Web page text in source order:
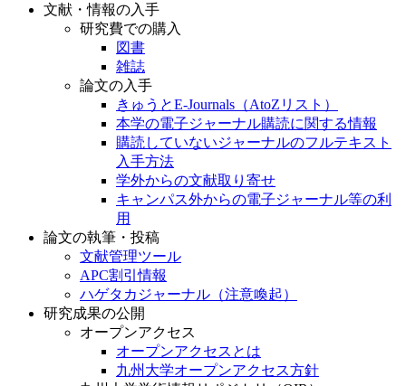
文献・情報の入手
研究費での購入
図書
雑誌
論文の入手
きゅうとE-Journals（AtoZリスト）
本学の電子ジャーナル購読に関する情報
購読していないジャーナルのフルテキスト
入手方法
学外からの文献取り寄せ
キャンパス外からの電子ジャーナル等の利
用
論文の執筆・投稿
文献管理ツール
APC割引情報
ハゲタカジャーナル（注意喚起）
研究成果の公開
オープンアクセス
オープンアクセスとは
九州大学オープンアクセス方針